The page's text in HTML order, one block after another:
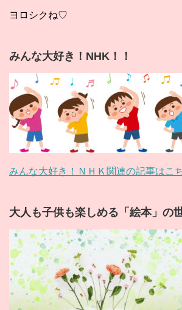
ヨロシクね♡
みんな大好き！NHK！！
みんな大好き！ＮＨＫ関連の記事はこ
大人も子供も楽しめる「絵本」の